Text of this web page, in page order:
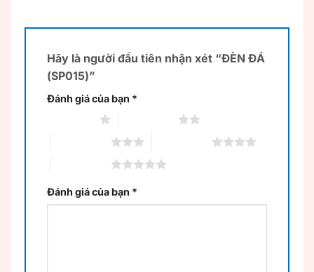
Hãy là người đầu tiên nhận xét “ĐÈN ĐÁ
(SP015)”
Đánh giá của bạn *
Đánh giá của bạn *